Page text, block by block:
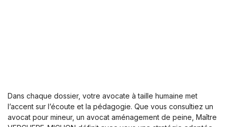
Dans chaque dossier, votre avocate à taille humaine met
l’accent sur l’écoute et la pédagogie. Que vous consultiez un
avocat pour mineur, un avocat aménagement de peine, Maître